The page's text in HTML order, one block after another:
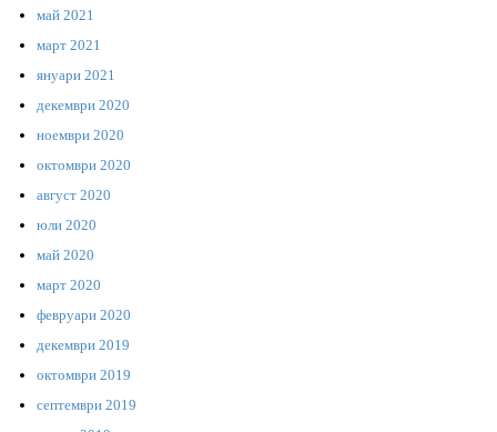
май 2021
март 2021
януари 2021
декември 2020
ноември 2020
октомври 2020
август 2020
юли 2020
май 2020
март 2020
февруари 2020
декември 2019
октомври 2019
септември 2019